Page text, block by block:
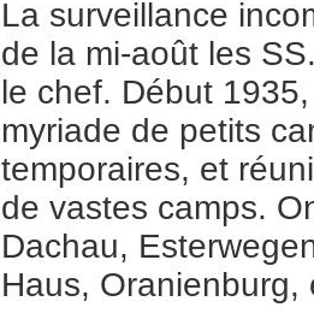
La surveillance
de la mi-août les
le chef. Début
myriade de petits
temporaires, et
de vastes camps.
Dachau,
Haus, Oranienburg,